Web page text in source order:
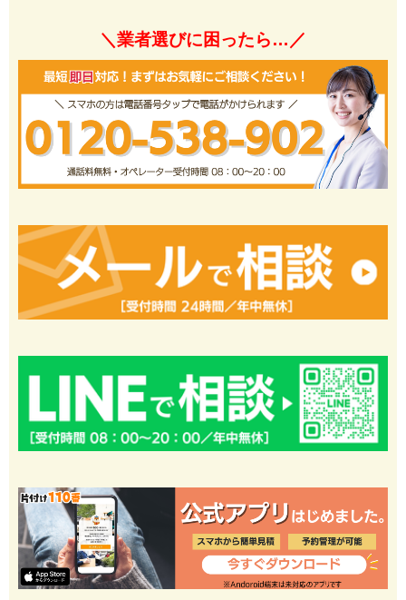
＼業者選びに困ったら…／